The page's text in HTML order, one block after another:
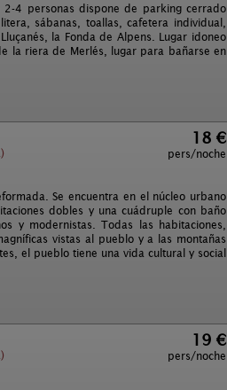
4 personas dispone de parking cerrado
sábanas, toallas, cafetera individual,
la Fonda de Alpens. Lugar idoneo
la riera de Merlés, lugar para bañarse en
18 €
pers/noche
Se encuentra en el núcleo urbano
dobles y una cuádruple con baño
y modernistas. Todas las habitaciones,
vistas al pueblo y a las montañas
el pueblo tiene una vida cultural y social
19 €
pers/noche